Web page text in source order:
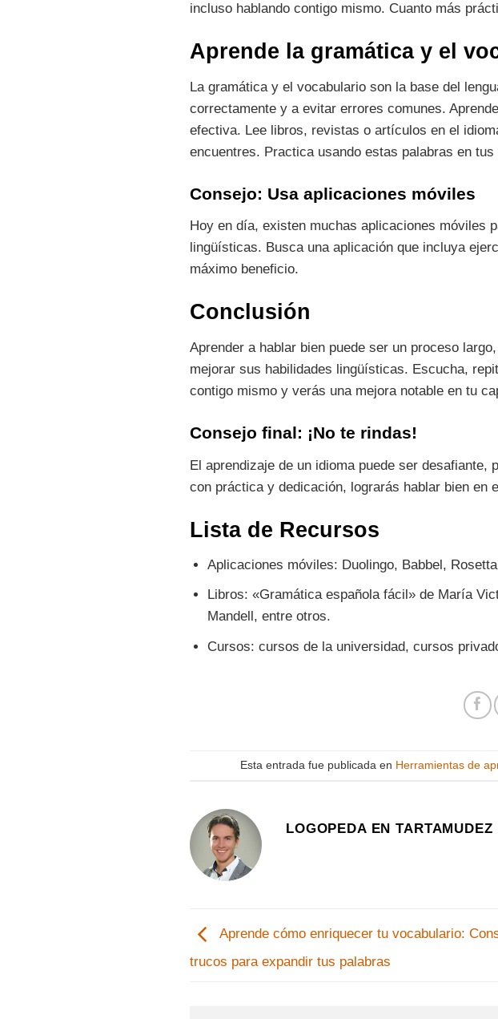
incluso hablando contigo mismo. Cuanto más
Aprende la gramática y el
La gramática y el vocabulario son la base del
correctamente y a evitar errores comunes.
efectiva. Lee libros, revistas o artículos en el
encuentres. Practica usando estas palabras en
Consejo: Usa aplicaciones móviles
Hoy en día, existen muchas aplicaciones móviles
lingüísticas. Busca una aplicación que incluya
máximo beneficio.
Conclusión
Aprender a hablar bien puede ser un proceso
mejorar sus habilidades lingüísticas. Escucha,
contigo mismo y verás una mejora notable en tu
Consejo final: ¡No te rindas!
El aprendizaje de un idioma puede ser
con práctica y dedicación, lograrás hablar bien en
Lista de Recursos
Aplicaciones móviles: Duolingo, Babbel,
Libros: «Gramática española fácil» de María
Mandell, entre otros.
Cursos: cursos de la universidad, cursos
Esta entrada fue publicada en Herramientas de
LOGOPEDA EN
Aprende cómo enriquecer tu vocabulario:
trucos para expandir tus palabras